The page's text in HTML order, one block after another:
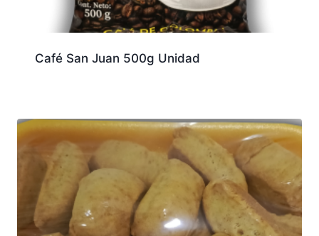
Café San Juan 500g Unidad